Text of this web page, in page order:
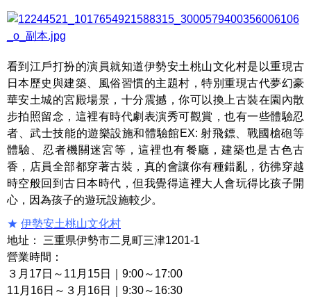
看到江戶打扮的演員就知道伊勢安土桃山文化村是以重現古
日本歷史與建築、風俗習慣的主題村，特別重現古代夢幻豪
華安土城的宮殿場景，十分震撼，你可以換上古裝在園內散
步拍照留念，這裡有時代劇表演秀可觀賞，也有一些體驗忍
者、武士技能的遊樂設施和體驗館EX: 射飛鏢、戰國槍砲等
體驗、忍者機關迷宮等，這裡也有餐廳，建築也是古色古
香，店員全部都穿著古裝，真的會讓你有種錯亂，彷彿穿越
時空般回到古日本時代，但我覺得這裡大人會玩得比孩子開
心，因為孩子的遊玩設施較少。
★ 伊勢安土桃山文化村
地址： 三重県伊勢市二見町三津1201-1
營業時間：
３月17日～11月15日｜9:00～17:00
11月16日～３月16日｜9:30～16:30